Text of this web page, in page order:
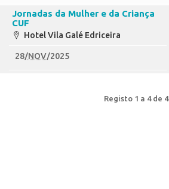
Jornadas da Mulher e da Criança
CUF
Hotel Vila Galé Edriceira
28/NOV/2025
Registo 1 a 4 de 4